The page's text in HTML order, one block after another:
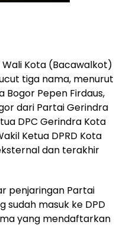
Wali Kota (Bacawalkot)
tiga nama, menurut
Bogor Pepen Firdaus,
dari Partai Gerindra
DPC Gerindra Kota
Ketua DPRD Kota
dan terakhir
penjaringan Partai
sudah masuk ke DPD
yang mendaftarkan